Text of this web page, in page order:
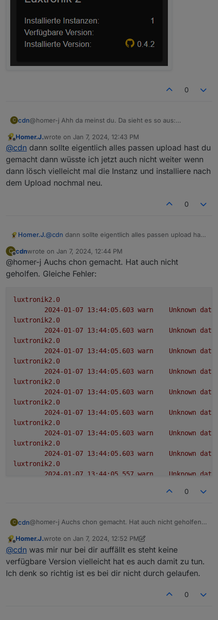
0
C cdn@homer-j Ahh da meinst du. Da sieht es so aus:
Offline
Homer.J.wrote on Jan 7, 2024, 12:43 PM
last edited by
@cdn dann sollte eigentlich alles passen upload hast du
gemacht dann wüsste ich jetzt auch nicht weiter wenn
dann lösch vielleicht mal die Instanz und installiere nach
dem Upload nochmal neu.
0
Homer.J.@cdn dann sollte eigentlich alles passen upload hast
wenn dann lösch vielleicht mal die Instanz und
installiere nach dem Upload nochmal neu.
C
Offline
cdnwrote on Jan 7, 2024, 12:44 PM
last edited by
@homer-j Auchs chon gemacht. Hat auch nicht
geholfen. Gleiche Fehler:
luxtronik2.0
warn Unknown
data
luxtronik2.0
warn Unknown
data
luxtronik2.0
warn Unknown
data
luxtronik2.0
warn Unknown
data
luxtronik2.0
warn Unknown
data
luxtronik2.0
warn Unknown
data
luxtronik2.0
warn Unknown
data
luxtronik2.0
warn Unknown
data
luxtronik2.0
warn Unknown
data
Unknown
data
luxtronik2.0
2024-01-07 13:44:05.514 warn
luxtronik2.0
luxtronik2.0
2024-01-07 13:44:03.475 error Couldn't
0
C cdn@homer-j Auchs chon gemacht. Hat auch nicht geholfen.
luxtronik2.0
2024-01-07 13:44:05.603	warn	Unknown data
luxtronik2.0
2024-01-07 13:44:05.603	warn	Unknown data
luxtronik2.0
Offline
Homer.J.wrote on Jan 7, 2024, 12:52 PM
last edited by Homer.J.Jan 7, 2024, 1:53 PM
@cdn was mir nur bei dir auffällt es steht keine
verfügbare Version vielleicht hat es auch damit zu tun.
Ich denk so richtig ist es bei dir nicht durch gelaufen.
0